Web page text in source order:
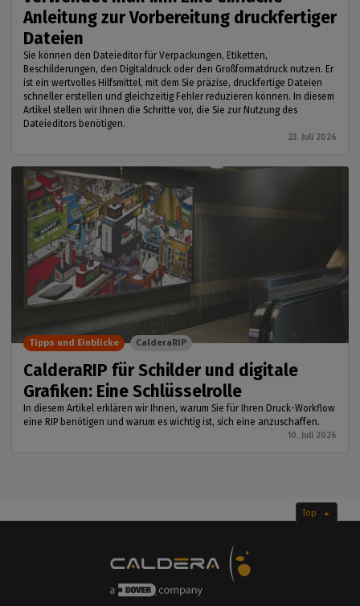
Anleitung zur Vorbereitung druckfertiger
Dateien
Sie können den Dateieditor für Verpackungen, Etiketten,
Beschilderungen, den Digitaldruck oder den Großformatdruck nutzen. Er
ist ein wertvolles Hilfsmittel, mit dem Sie präzise, druckfertige Dateien
schneller erstellen und gleichzeitig Fehler reduzieren können. In diesem
Artikel stellen wir Ihnen die Schritte vor, die Sie zur Nutzung des
Dateieditors benötigen.
23. Juli 2026
CalderaRIP für Schilder und digitale
Grafiken: Eine Schlüsselrolle
In diesem Artikel erklären wir Ihnen, warum Sie für Ihren Druck-Workflow
eine RIP benötigen und warum es wichtig ist, sich eine anzuschaffen.
10. Juli 2026
Tipps und Einblicke CalderaRIP
Top